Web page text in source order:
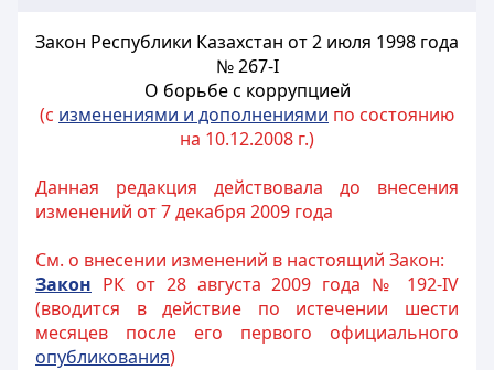
Закон Республики Казахстан от 2 июля 1998 года
№ 267-I
О борьбе с коррупцией
(с изменениями и дополнениями по состоянию
на 10.12.2008 г.)
Данная редакция действовала до внесения
изменений от 7 декабря 2009 года
См. о внесении изменений в настоящий Закон:
Закон РК от 28 августа 2009 года № 192-IV
(вводится в действие по истечении шести
месяцев после его первого официального
опубликования)